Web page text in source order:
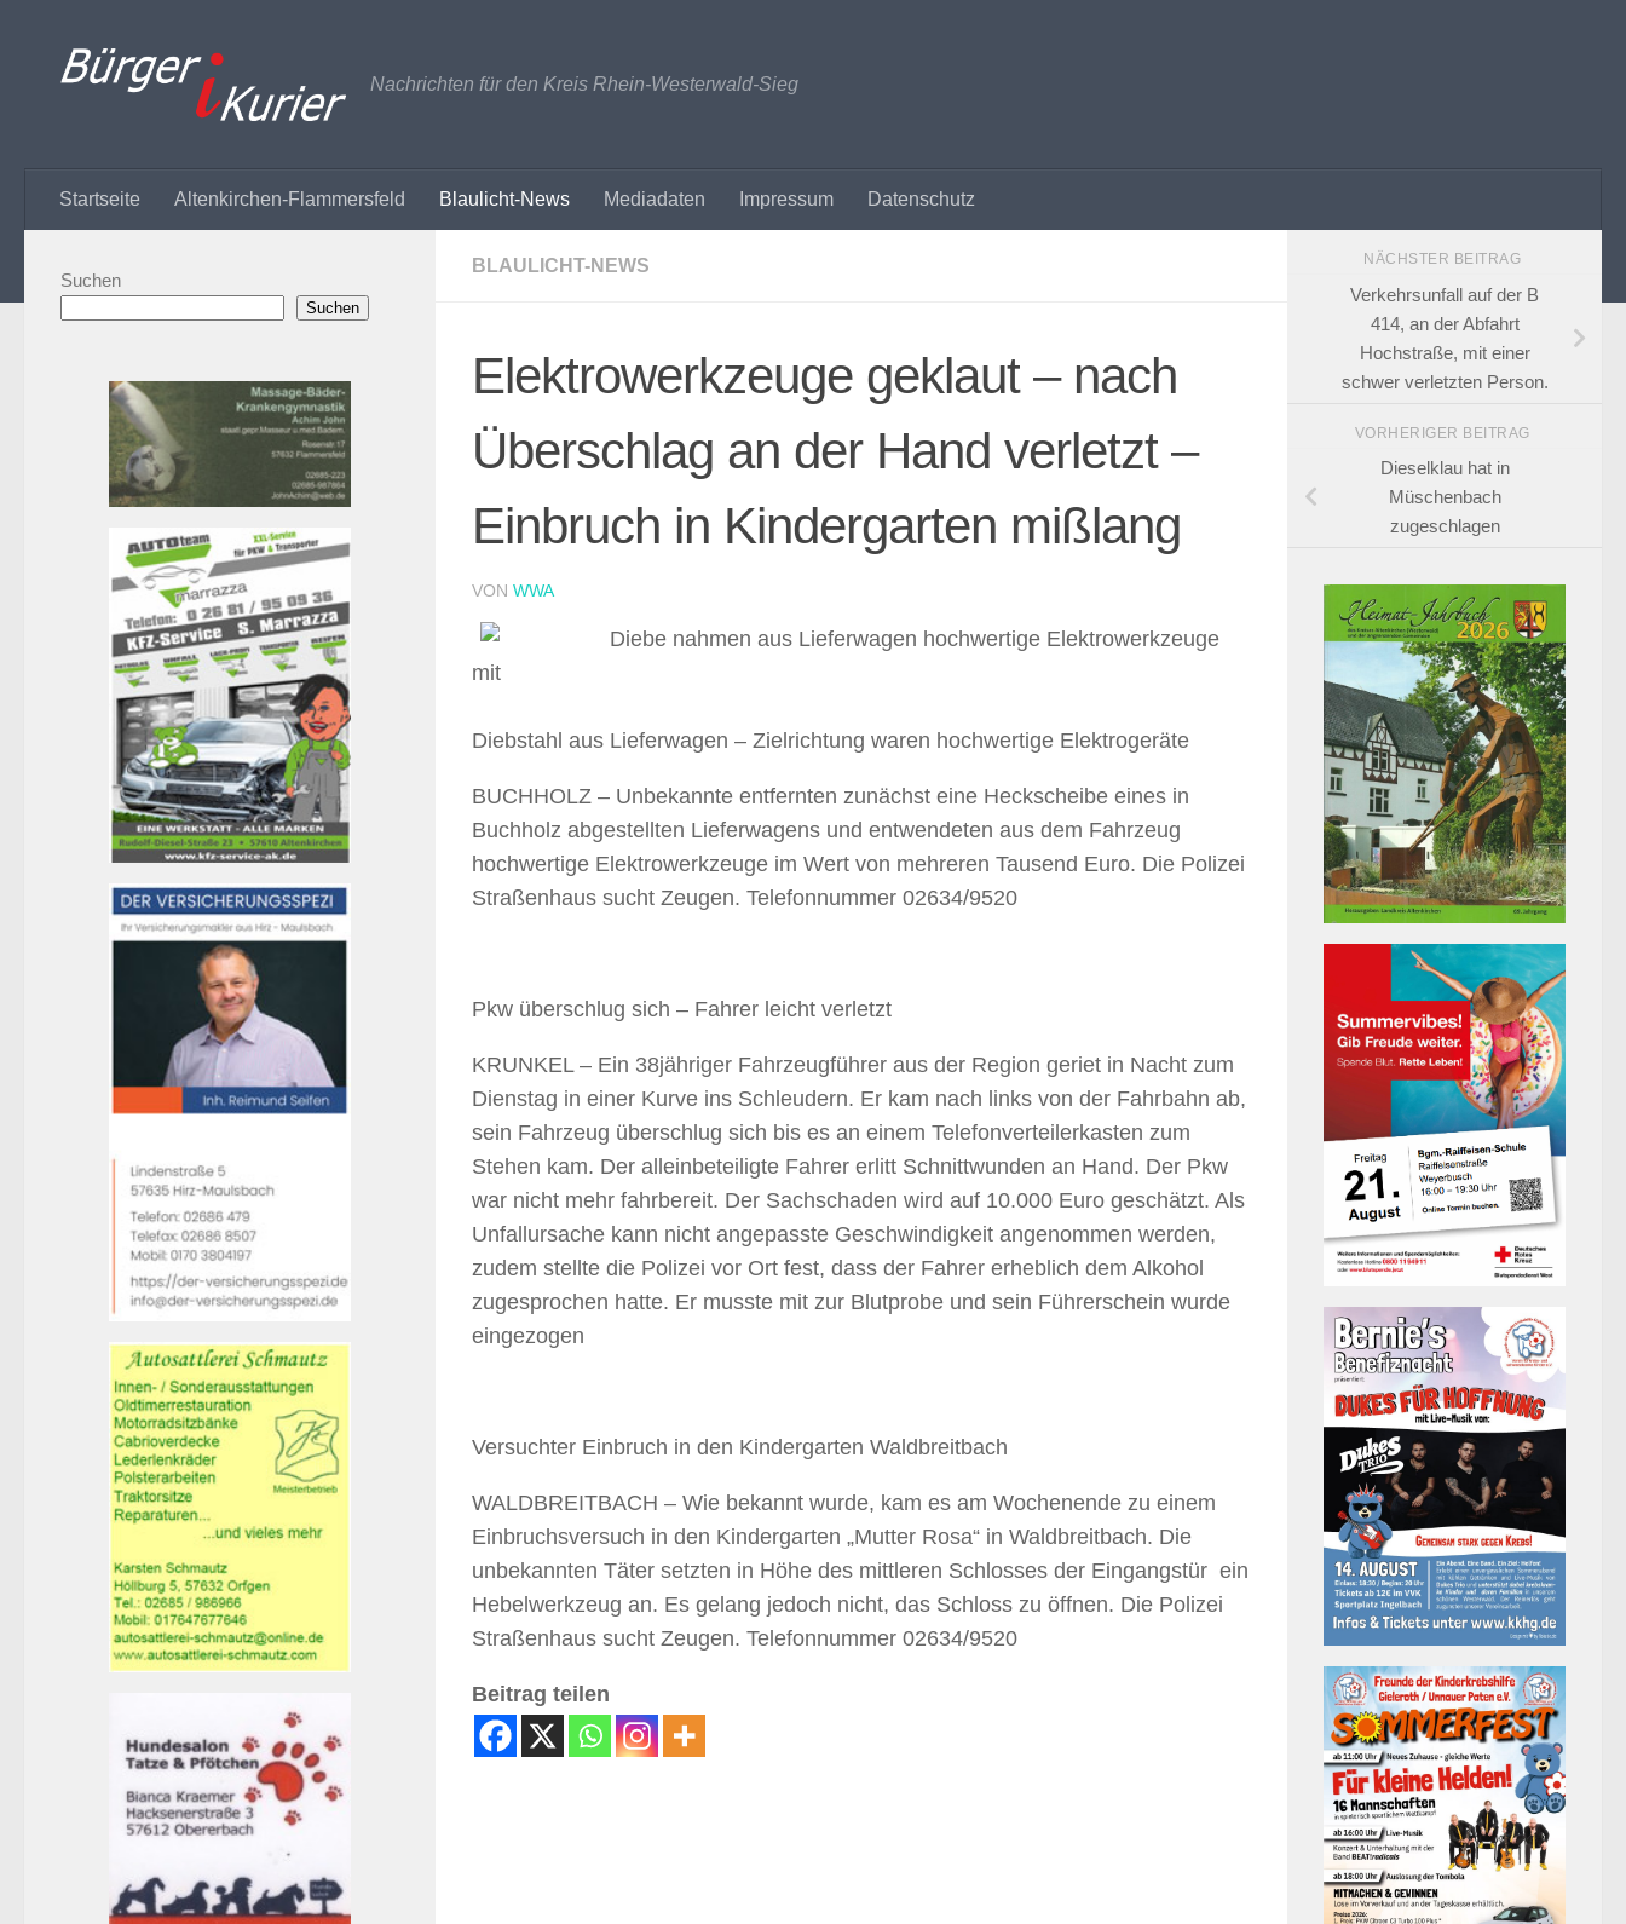
Nachrichten für den Kreis Rhein-Westerwald-Sieg
Startseite Altenkirchen-Flammersfeld Blaulicht-News Mediadaten Impressum Datenschutz
BLAULICHT-NEWS
Elektrowerkzeuge geklaut – nach
Überschlag an der Hand verletzt –
Einbruch in Kindergarten mißlang
VON WWA
Diebe nahmen aus Lieferwagen hochwertige Elektrowerkzeuge
mit
Diebstahl aus Lieferwagen – Zielrichtung waren hochwertige Elektrogeräte
BUCHHOLZ – Unbekannte entfernten zunächst eine Heckscheibe eines in
Buchholz abgestellten Lieferwagens und entwendeten aus dem Fahrzeug
hochwertige Elektrowerkzeuge im Wert von mehreren Tausend Euro. Die Polizei
Straßenhaus sucht Zeugen. Telefonnummer 02634/9520
Pkw überschlug sich – Fahrer leicht verletzt
KRUNKEL – Ein 38jähriger Fahrzeugführer aus der Region geriet in Nacht zum
Dienstag in einer Kurve ins Schleudern. Er kam nach links von der Fahrbahn ab,
sein Fahrzeug überschlug sich bis es an einem Telefonverteilerkasten zum
Stehen kam. Der alleinbeteiligte Fahrer erlitt Schnittwunden an Hand. Der Pkw
war nicht mehr fahrbereit. Der Sachschaden wird auf 10.000 Euro geschätzt. Als
Unfallursache kann nicht angepasste Geschwindigkeit angenommen werden,
zudem stellte die Polizei vor Ort fest, dass der Fahrer erheblich dem Alkohol
zugesprochen hatte. Er musste mit zur Blutprobe und sein Führerschein wurde
eingezogen
Versuchter Einbruch in den Kindergarten Waldbreitbach
WALDBREITBACH – Wie bekannt wurde, kam es am Wochenende zu einem
Einbruchsversuch in den Kindergarten „Mutter Rosa“ in Waldbreitbach. Die
unbekannten Täter setzten in Höhe des mittleren Schlosses der Eingangstür ein
Hebelwerkzeug an. Es gelang jedoch nicht, das Schloss zu öffnen. Die Polizei
Straßenhaus sucht Zeugen. Telefonnummer 02634/9520
Beitrag teilen
Suchen
Suchen
NÄCHSTER BEITRAG
Verkehrsunfall auf der B
414, an der Abfahrt
Hochstraße, mit einer
schwer verletzten Person.
VORHERIGER BEITRAG
Dieselklau hat in
Müschenbach
zugeschlagen